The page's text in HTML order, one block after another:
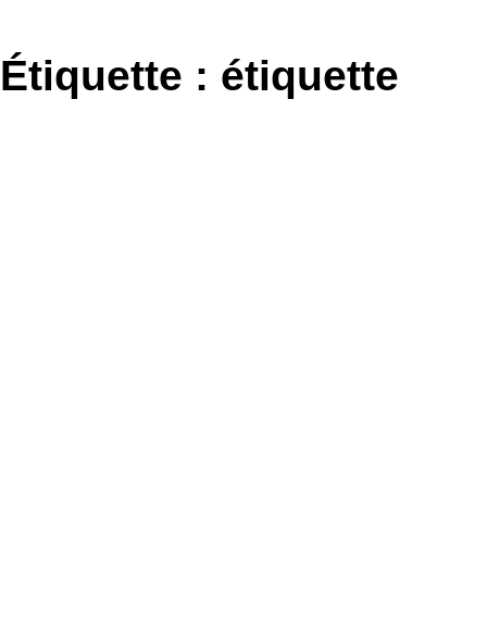
au
contenu
Étiquette : étiquette